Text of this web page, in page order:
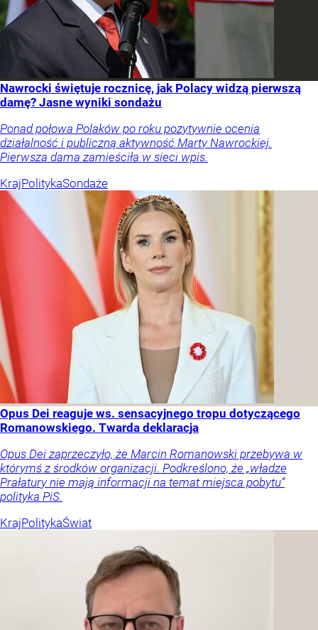
Nawrocki świętuje rocznicę, jak Polacy widzą pierwszą
damę? Jasne wyniki sondażu
Ponad połowa Polaków po roku pozytywnie ocenia
działalność i publiczną aktywność Marty Nawrockiej.
Pierwsza dama zamieściła w sieci wpis.
KrajPolitykaSondaże
Opus Dei reaguje ws. sensacyjnego tropu dotyczącego
Romanowskiego. Twarda deklaracja
Opus Dei zaprzeczyło, że Marcin Romanowski przebywa w
którymś z środków organizacji. Podkreślono, że „władze
Prałatury nie mają informacji na temat miejsca pobytu”
polityka PiS.
KrajPolitykaŚwiat